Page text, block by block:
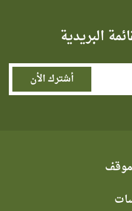
البريدية